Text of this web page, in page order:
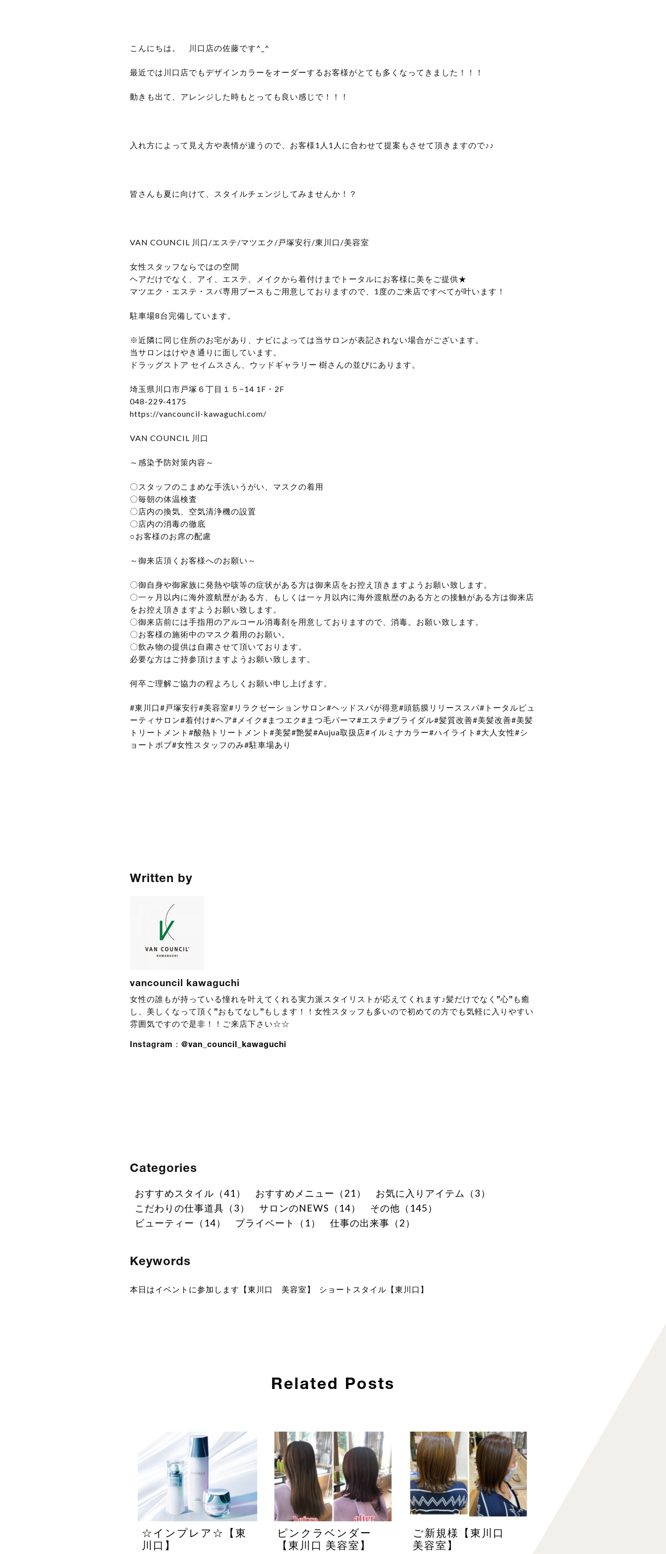
こんにちは。 川口店の佐藤です^_^
最近では川口店でもデザインカラーをオーダーするお客様がとても多くなってきました！！！
動きも出て、アレンジした時もとっても良い感じで！！！
入れ方によって見え方や表情が違うので、お客様1人1人に合わせて提案もさせて頂きますので♪♪
皆さんも夏に向けて、スタイルチェンジしてみませんか！？
VAN COUNCIL 川口/エステ/マツエク/戸塚安行/東川口/美容室
女性スタッフならではの空間
ヘアだけでなく、アイ、エステ、メイクから着付けまでトータルにお客様に美をご提供★
マツエク・エステ・スパ専用ブースもご用意しておりますので、1度のご来店ですべてが叶います！
駐車場8台完備しています。
※近隣に同じ住所のお宅があり、ナビによっては当サロンが表記されない場合がございます。
当サロンはけやき通りに面しています。
ドラッグストア セイムスさん、ウッドギャラリー 樹さんの並びにあります。
埼玉県川口市戸塚６丁目１５−14 1F・2F
048-229-4175
https://vancouncil-kawaguchi.com/
VAN COUNCIL 川口
～感染予防対策内容～
〇スタッフのこまめな手洗いうがい、マスクの着用
〇毎朝の体温検査
〇店内の換気、空気清浄機の設置
〇店内の消毒の徹底
○お客様のお席の配慮
～御来店頂くお客様へのお願い～
〇御自身や御家族に発熱や咳等の症状がある方は御来店をお控え頂きますようお願い致します。
〇一ヶ月以内に海外渡航歴がある方、もしくは一ヶ月以内に海外渡航歴のある方との接触がある方は御来店
をお控え頂きますようお願い致します。
〇御来店前には手指用のアルコール消毒剤を用意しておりますので、消毒。お願い致します。
〇お客様の施術中のマスク着用のお願い。
〇飲み物の提供は自粛させて頂いております。
必要な方はご持参頂けますようお願い致します。
何卒ご理解ご協力の程よろしくお願い申し上げます。
#東川口#戸塚安行#美容室#リラクゼーションサロン#ヘッドスパが得意#頭筋膜リリーススパ#トータルビュ
ーティサロン#着付け#ヘア#メイク#まつエク#まつ毛パーマ#エステ#ブライダル#髪質改善#美髪改善#美髪
トリートメント#酸熱トリートメント#美髪#艶髪#Aujua取扱店#イルミナカラー#ハイライト#大人女性#シ
ョートボブ#女性スタッフのみ#駐車場あり
Written by
vancouncil kawaguchi
女性の誰もが持っている憧れを叶えてくれる実力派スタイリストが応えてくれます♪髪だけでなく”心”も癒
し、美しくなって頂く”おもてなし”もします！！女性スタッフも多いので初めての方でも気軽に入りやすい
雰囲気ですので是非！！ご来店下さい☆☆
Instagram： @van_council_kawaguchi
Categories
おすすめスタイル（41） おすすめメニュー（21）
お気に入りアイテム（3）
こだわりの仕事道具（3）
サロンのNEWS（14）
その他（145）
ビューティー（14）
プライベート（1） 仕事の出来事（2）
Keywords
本日はイベントに参加します【東川口 美容室】 ショートスタイル【東川口】
Related Posts
☆インプレア☆【東
川口】
ピンクラベンダー
【東川口 美容室】
ご新規様【東川口
美容室】